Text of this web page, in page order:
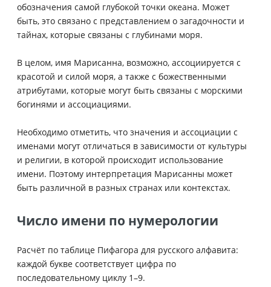
обозначения самой глубокой точки океана. Может
быть, это связано с представлением о загадочности и
тайнах, которые связаны с глубинами моря.
В целом, имя Марисанна, возможно, ассоциируется с
красотой и силой моря, а также с божественными
атрибутами, которые могут быть связаны с морскими
богинями и ассоциациями.
Необходимо отметить, что значения и ассоциации с
именами могут отличаться в зависимости от культуры
и религии, в которой происходит использование
имени. Поэтому интерпретация Марисанны может
быть различной в разных странах или контекстах.
Число имени по нумерологии
Расчёт по таблице Пифагора для русского алфавита:
каждой букве соответствует цифра по
последовательному циклу 1–9.